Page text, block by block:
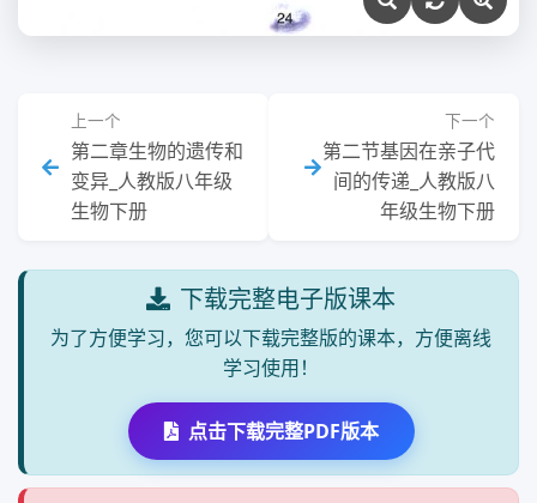
上一个
第二章生物的遗传和
变异_人教版八年级
生物下册
下一个
第二节基因在亲子代
间的传递_人教版八
年级生物下册
下载完整电子版课本
为了方便学习，您可以下载完整版的课本，方便离线
学习使用！
点击下载完整PDF版本